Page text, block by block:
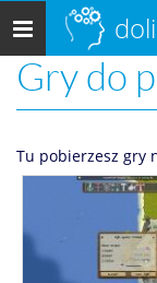
Menu
główne
Gry do
Tu pobierzesz gry